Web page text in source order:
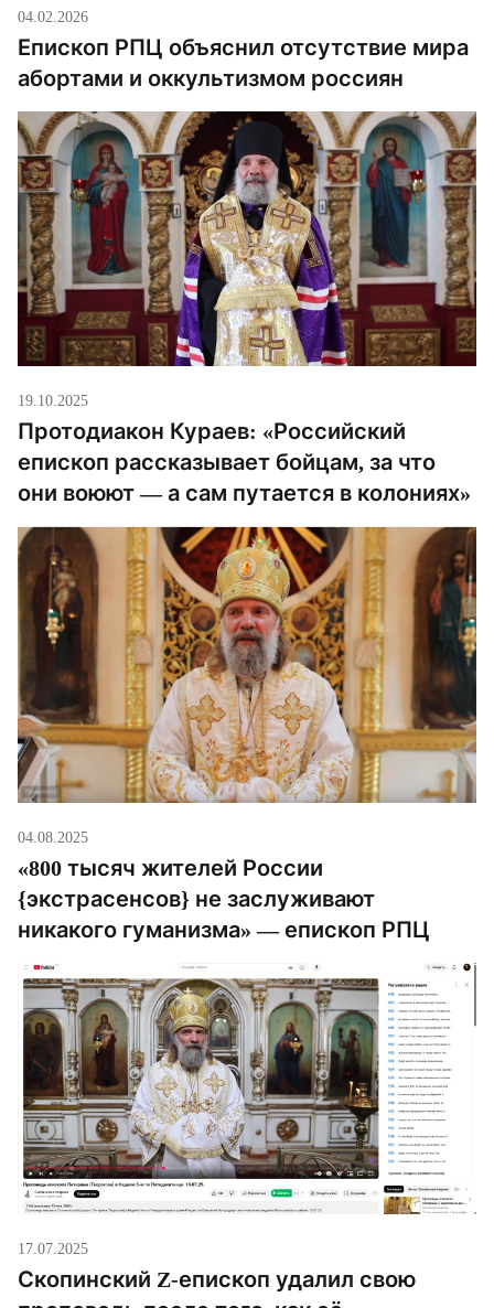
04.02.2026
Епископ РПЦ объяснил отсутствие мира
абортами и оккультизмом россиян
19.10.2025
Протодиакон Кураев: «Российский
епископ рассказывает бойцам, за что
они воюют — а сам путается в колониях»
04.08.2025
«800 тысяч жителей России
{экстрасенсов} не заслуживают
никакого гуманизма» — епископ РПЦ
17.07.2025
Скопинский Z-епископ удалил свою